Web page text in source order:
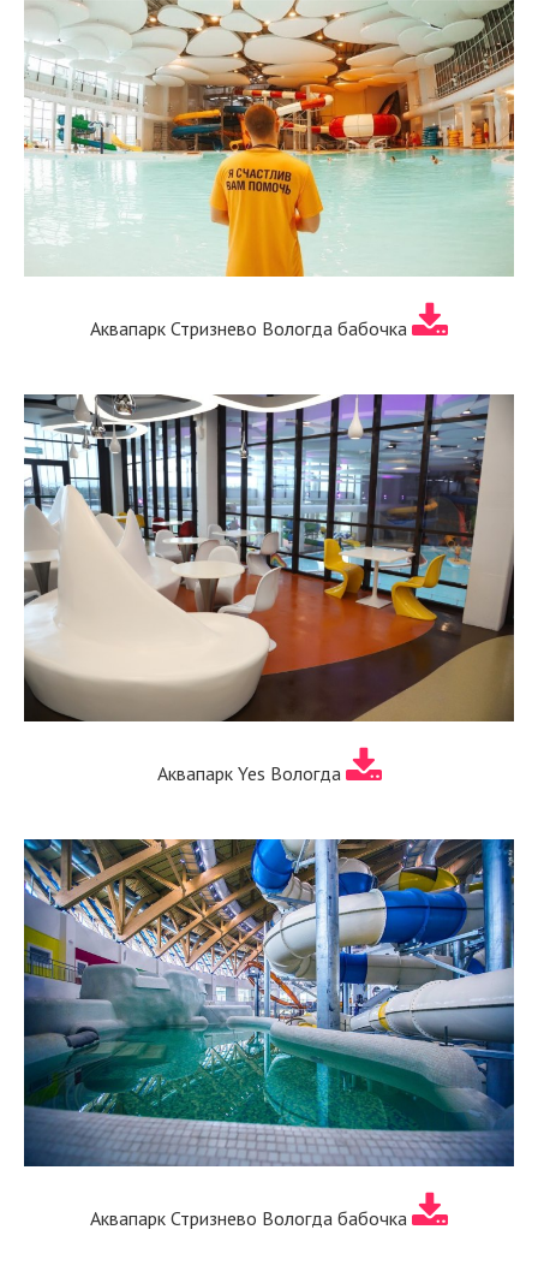
Аквапарк Стризнево Вологда бабочка
Аквапарк Yes Вологда
Аквапарк Стризнево Вологда бабочка